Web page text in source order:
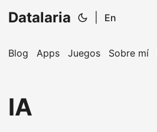
Datalaria En
Blog Apps Juegos Sobre mí
IA